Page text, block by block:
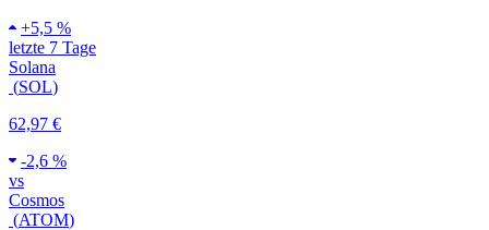
+5,5 %
letzte 7 Tage
Solana
(SOL)
62,97 €
-2,6 %
vs
Cosmos
(ATOM)